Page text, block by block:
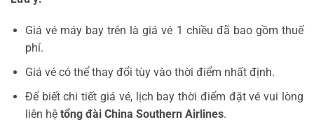
Giá vé máy bay trên là giá vé 1 chiều đã bao gồm thuế
phí.
Giá vé có thể thay đổi tùy vào thời điểm nhất định.
Để biết chi tiết giá vé, lịch bay thời điểm đặt vé vui lòng
liên hệ tổng đài China Southern Airlines.